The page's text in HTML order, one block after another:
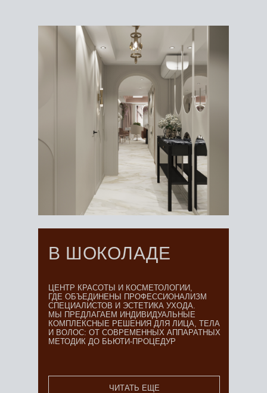
ЧИТАТЬ ЕЩЕ
ЦЕНТР КРАСОТЫ И КОСМЕТОЛОГИИ,
ГДЕ ОБЪЕДИНЕНЫ ПРОФЕССИОНАЛИЗМ
СПЕЦИАЛИСТОВ И ЭСТЕТИКА УХОДА.
МЫ ПРЕДЛАГАЕМ ИНДИВИДУАЛЬНЫЕ
КОМПЛЕКСНЫЕ РЕШЕНИЯ ДЛЯ ЛИЦА, ТЕЛА
И ВОЛОС: ОТ СОВРЕМЕННЫХ АППАРАТНЫХ
МЕТОДИК ДО БЬЮТИ-ПРОЦЕДУР
В ШОКОЛАДЕ